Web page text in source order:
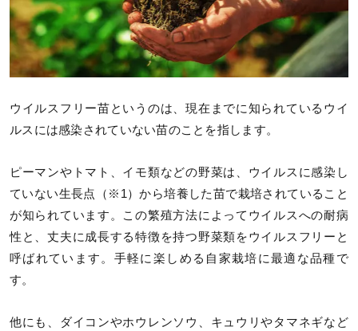
ウイルスフリー苗というのは、現在までに知られているウイ
ルスには感染されていない苗のことを指します。
ピーマンやトマト、イモ類などの野菜は、ウイルスに感染し
ていない生長点（※1）から培養した苗で栽培されていること
が知られています。この繁殖方法によってウイルスへの耐病
性と、丈夫に成長する特徴を持つ野菜類をウイルスフリーと
呼ばれています。手軽に楽しめる自家栽培に最適な品種で
す。
他にも、ダイコンやホウレンソウ、キュウリやタマネギなど